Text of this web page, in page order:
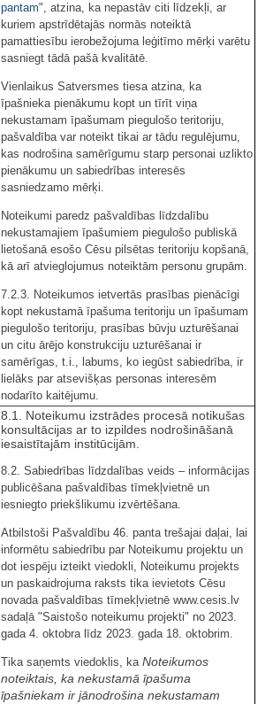
pantam", atzina, ka nepastāv citi līdzekļi, ar
kuriem apstrīdētajās normās noteiktā
pamattiesību ierobežojuma leģitīmo mērķi varētu
sasniegt tādā pašā kvalitātē.
Vienlaikus Satversmes tiesa atzina, ka
īpašnieka pienākumu kopt un tīrīt viņa
nekustamam īpašumam piegulošo teritoriju,
pašvaldība var noteikt tikai ar tādu regulējumu,
kas nodrošina samērīgumu starp personai uzlikto
pienākumu un sabiedrības interesēs
sasniedzamo mērķi.
Noteikumi paredz pašvaldības līdzdalību
nekustamajiem īpašumiem piegulošo publiskā
lietošanā esošo Cēsu pilsētas teritoriju kopšanā,
kā arī atvieglojumus noteiktām personu grupām.
7.2.3. Noteikumos ietvertās prasības pienācīgi
kopt nekustamā īpašuma teritoriju un īpašumam
piegulošo teritoriju, prasības būvju uzturēšanai
un citu ārējo konstrukciju uzturēšanai ir
samērīgas, t.i., labums, ko iegūst sabiedrība, ir
lielāks par atsevišķas personas interesēm
nodarīto kaitējumu.
8.1. Noteikumu izstrādes procesā notikušas
konsultācijas ar to izpildes nodrošināšanā
iesaistītajām institūcijām.
8.2. Sabiedrības līdzdalības veids – informācijas
publicēšana pašvaldības tīmekļvietnē un
iesniegto priekšlikumu izvērtēšana.
Atbilstoši Pašvaldību 46. panta trešajai daļai, lai
informētu sabiedrību par Noteikumu projektu un
dot iespēju izteikt viedokli, Noteikumu projekts
un paskaidrojuma raksts tika ievietots Cēsu
novada pašvaldības tīmekļvietnē www.cesis.lv
sadaļā "Saistošo noteikumu projekti" no 2023.
gada 4. oktobra līdz 2023. gada 18. oktobrim.
Tika saņemts viedoklis, ka Noteikumos
noteiktais, ka nekustamā īpašuma
īpašniekam ir jānodrošina nekustamam